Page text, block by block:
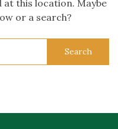
at this location. Maybe
or a search?